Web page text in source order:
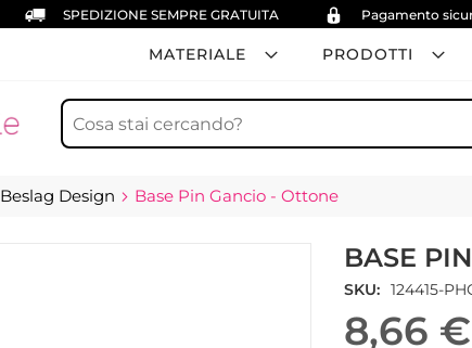
SPEDIZIONE SEMPRE GRATUITA Pagamento
MATERIALE PRODOTTI
Cerca
Beslag Design Base Pin Gancio - Ottone
BASE
SKU 124415-
8,66 €